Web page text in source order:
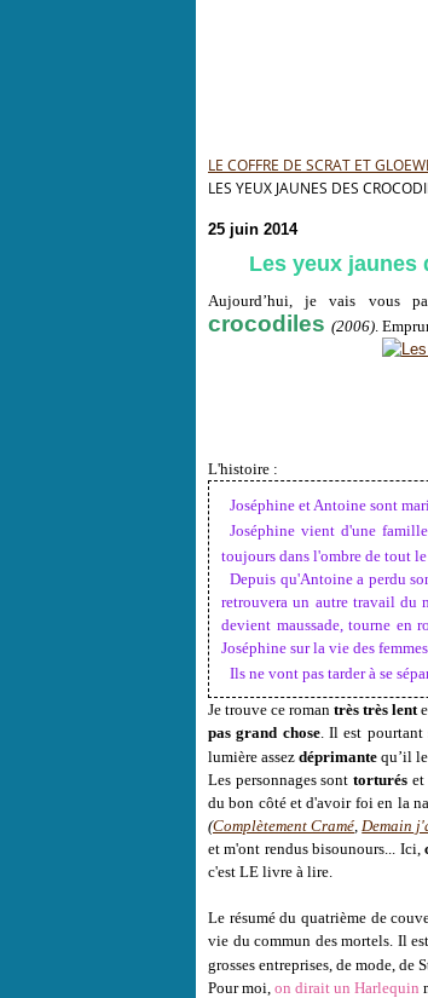
LE COFFRE DE SCRAT ET
LES YEUX JAUNES DES
25 juin 2014
Les yeux jaunes
Aujourd’hui, je vais vous
crocodiles (2006).
L'histoire :
Joséphine et Antoine sont
Joséphine vient d'une
toujours dans l'ombre de tout
Depuis qu'Antoine a perdu
retrouvera un autre travail du
devient maussade, tourne en
Joséphine sur la vie des
Ils ne vont pas tarder à se
Je trouve ce roman très très lent
pas grand chose. Il est pourtant
lumière assez déprimante qu’il
Les personnages sonttorturés et
du bon côté et d'avoir foi en la
(Complètement Cramé,Demain
et m'ont rendus bisounours... Ici,
c'est LE livre à lire.
Le résumé du quatrième de
vie du commun des mortels. Il
grosses entreprises, de mode, de
Pour moi,on dirait un Harlequin